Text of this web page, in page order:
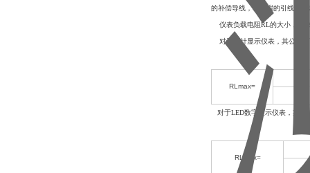
的补偿导线，输入端的引线需
仪表负载电阻RL的大小，取
对于指针显示仪表，其公式如
RLmax=
对于LED数字显示仪表，其公
RLmax=